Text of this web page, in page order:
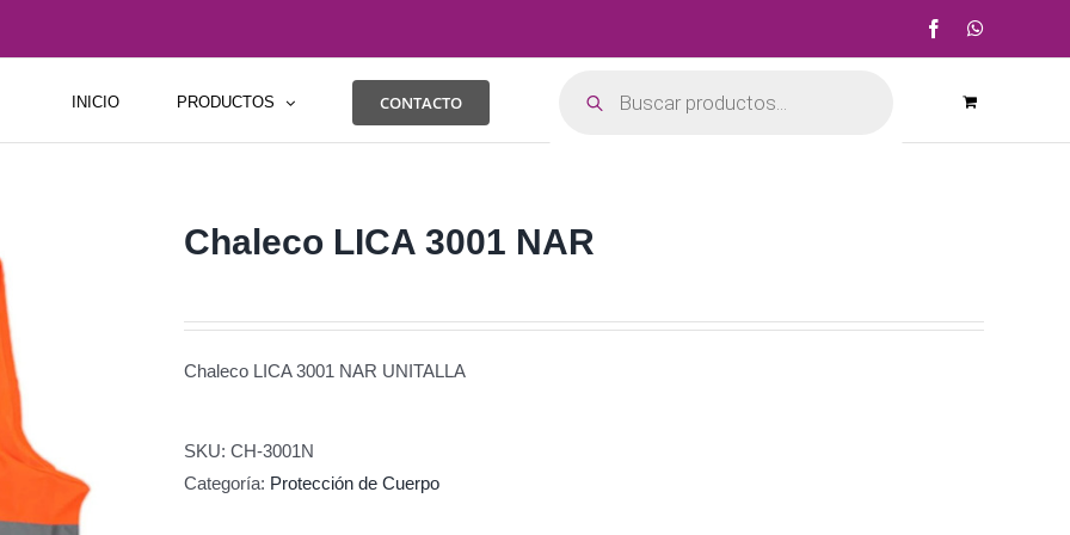
Facebook
INICIO PRODUCTOS CONTACTO
productos
Chaleco LICA 3001 NAR
Chaleco LICA 3001 NAR UNITALLA
SKU: CH-3001N
Categoría: Protección de Cuerpo